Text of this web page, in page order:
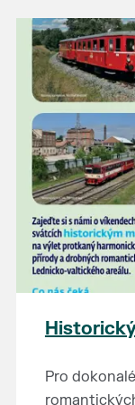
Prodejce
minut před
prodejních
plánujete
místo,
ať víme, s
prodejních
Těšíme se
Pro